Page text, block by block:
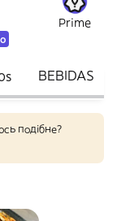
Prime
BEBIDAS
подібне?